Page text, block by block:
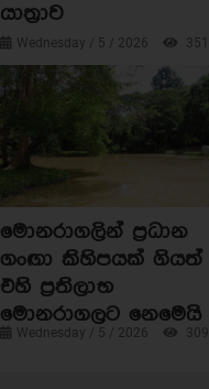
යාත්‍රාව
Wednesday / 5 / 2026 351
මොනරාගලින් ප්‍රධාන
ගංඟා කිහිපයක් ගියත්
එහි ප්‍රතිලාභ
මොනරාගලට නෙමෙයි
Wednesday / 5 / 2026 309